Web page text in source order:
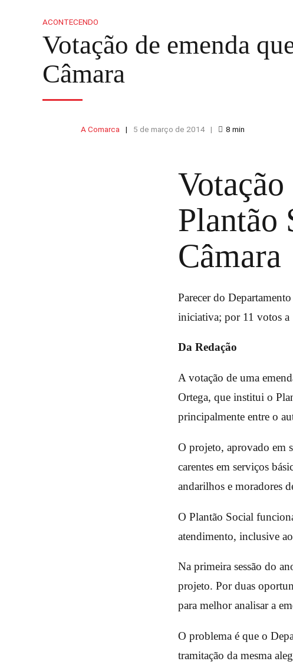
ACONTECENDO
Votação de emenda
Câmara
A Comarca 5 de março de 2014 8 min
Plantão
Câmara
Parecer do
iniciativa; por 11 votos a
Da Redação
A votação de uma
Ortega, que institui o
principalmente entre o
O projeto, aprovado em
carentes em serviços
andarilhos e moradores
O Plantão Social
atendimento, inclusive
Na primeira sessão do
projeto. Por duas
para melhor analisar a
O problema é que o
tramitação da mesma